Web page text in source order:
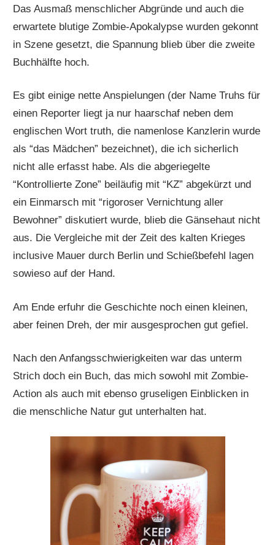
Das Ausmaß menschlicher Abgründe und auch die
erwartete blutige Zombie-Apokalypse wurden gekonnt
in Szene gesetzt, die Spannung blieb über die zweite
Buchhälfte hoch.
Es gibt einige nette Anspielungen (der Name Truhs für
einen Reporter liegt ja nur haarschaf neben dem
englischen Wort truth, die namenlose Kanzlerin wurde
als “das Mädchen” bezeichnet), die ich sicherlich
nicht alle erfasst habe. Als die abgeriegelte
“Kontrollierte Zone” beiläufig mit “KZ” abgekürzt und
ein Einmarsch mit “rigoroser Vernichtung aller
Bewohner” diskutiert wurde, blieb die Gänsehaut nicht
aus. Die Vergleiche mit der Zeit des kalten Krieges
inclusive Mauer durch Berlin und Schießbefehl lagen
sowieso auf der Hand.
Am Ende erfuhr die Geschichte noch einen kleinen,
aber feinen Dreh, der mir ausgesprochen gut gefiel.
Nach den Anfangsschwierigkeiten war das unterm
Strich doch ein Buch, das mich sowohl mit Zombie-
Action als auch mit ebenso gruseligen Einblicken in
die menschliche Natur gut unterhalten hat.